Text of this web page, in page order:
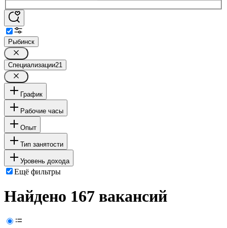
Рыбинск
Специализации21
График
Рабочие часы
Опыт
Тип занятости
Уровень дохода
Ещё фильтры
Найдено 167 вакансий